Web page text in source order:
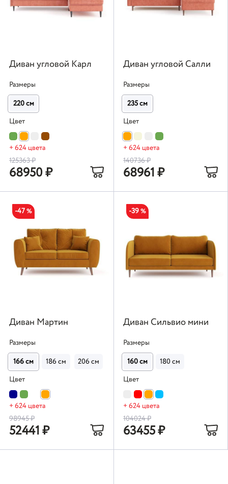
Диван угловой Карл
Размеры
220 см
Цвет
+ 624 цвета
125363₽
68950₽
Диван угловой Салли
Размеры
235 см
Цвет
+ 624 цвета
140736₽
68961₽
-47%
Диван Мартин
Размеры
166 см
186 см 206 см
241 см
Цвет
+ 624 цвета
98945₽
52441₽
-39%
Диван Сильвио мини
Размеры
160 см
180 см
Цвет
+ 624 цвета
104024₽
63455₽